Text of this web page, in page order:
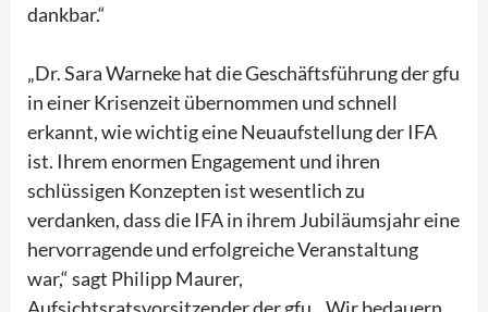
dankbar.“
„Dr. Sara Warneke hat die Geschäftsführung der gfu
in einer Krisenzeit übernommen und schnell
erkannt, wie wichtig eine Neuaufstellung der IFA
ist. Ihrem enormen Engagement und ihren
schlüssigen Konzepten ist wesentlich zu
verdanken, dass die IFA in ihrem Jubiläumsjahr eine
hervorragende und erfolgreiche Veranstaltung
war,“ sagt Philipp Maurer,
Aufsichtsratsvorsitzender der gfu. „Wir bedauern